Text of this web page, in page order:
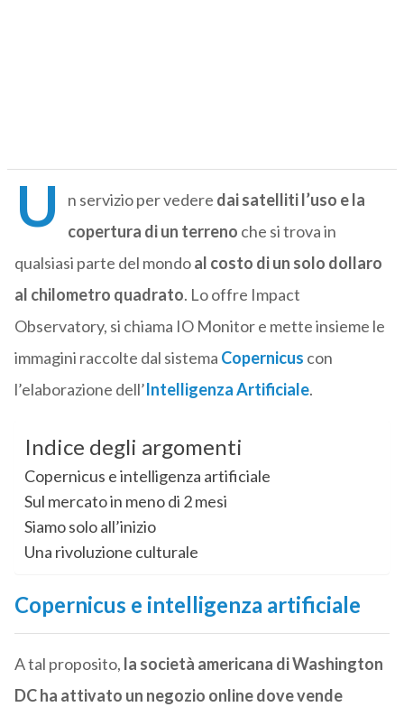
U n servizio per vedere dai satellitil’uso e la
copertura di un terreno che si trova in
qualsiasi parte del mondoal costo di un solo dollaro
al chilometro quadrato. Lo offre Impact
Observatory, si chiama IO Monitor e mette insieme le
immagini raccolte dal sistema Copernicus con
l’elaborazione dell’Intelligenza Artificiale.
Indice degli argomenti
Copernicus e intelligenza artificiale
Sul mercato in meno di 2 mesi
Siamo solo all’inizio
Una rivoluzione culturale
Copernicus e intelligenza artificiale
A tal proposito, la società americana di Washington
DC ha attivato un negozio online dove vende